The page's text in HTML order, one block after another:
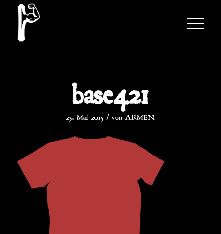
base421
25. Mai 2015 / ARMEN